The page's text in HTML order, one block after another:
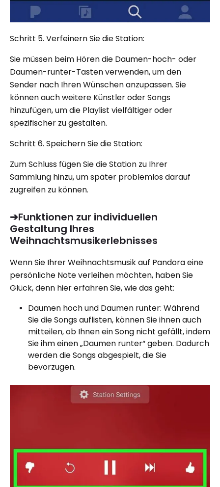
Schritt 5. Verfeinern Sie die Station:
Sie müssen beim Hören die Daumen-hoch- oder
Daumen-runter-Tasten verwenden, um den
Sender nach Ihren Wünschen anzupassen. Sie
können auch weitere Künstler oder Songs
hinzufügen, um die Playlist vielfältiger oder
spezifischer zu gestalten.
Schritt 6. Speichern Sie die Station:
Zum Schluss fügen Sie die Station zu Ihrer
Sammlung hinzu, um später problemlos darauf
zugreifen zu können.
➔Funktionen zur individuellen
Gestaltung Ihres
Weihnachtsmusikerlebnisses
Wenn Sie Ihrer Weihnachtsmusik auf Pandora eine
persönliche Note verleihen möchten, haben Sie
Glück, denn hier erfahren Sie, wie das geht:
Daumen hoch und Daumen runter: Während
Sie die Songs auflisten, können Sie ihnen auch
mitteilen, ob Ihnen ein Song nicht gefällt, indem
Sie ihm einen „Daumen runter“ geben. Dadurch
werden die Songs abgespielt, die Sie
bevorzugen.